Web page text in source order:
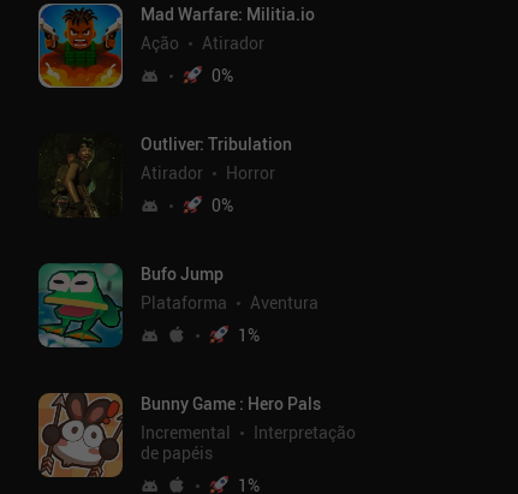
Mad Warfare: Militia.io
Ação
Atirador
0%
Outliver: Tribulation
Atirador
Horror
0%
Bufo Jump
Plataforma
Aventura
1%
Bunny Game : Hero Pals
Incremental
Interpretação
de papéis
1%